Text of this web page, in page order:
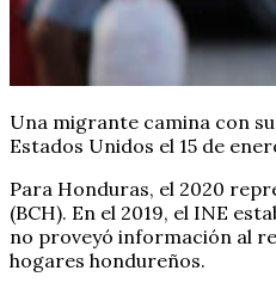
Una migrante camina con
Estados Unidos el 15 de
Para Honduras, el 2020
(BCH). En el 2019, el INE
no proveyó información al
hogares hondureños.